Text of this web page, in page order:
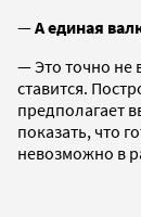
—А единая
— Это точно не
ставится.
предполагает
показать, что
невозможно в